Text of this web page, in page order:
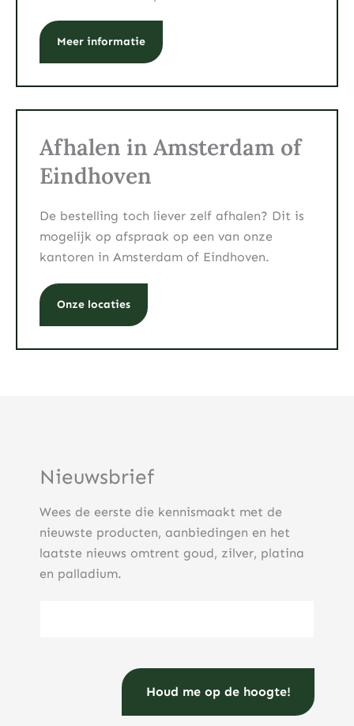
Meer informatie
Afhalen in Amsterdam of
Eindhoven
De bestelling toch liever zelf afhalen? Dit is
mogelijk op afspraak op een van onze
kantoren in Amsterdam of Eindhoven.
Onze locaties
Nieuwsbrief
Wees de eerste die kennismaakt met de
nieuwste producten, aanbiedingen en het
laatste nieuws omtrent goud, zilver, platina
en palladium.